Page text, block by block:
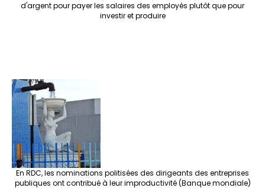
d'argent pour payer les salaires des employés plutôt que pour
investir et produire
En RDC, les nominations politisées des dirigeants des entreprises
publiques ont contribué à leur improductivité (Banque mondiale)